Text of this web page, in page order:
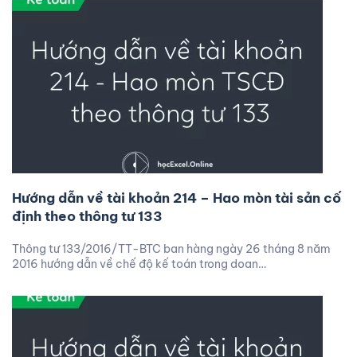
Hướng dẫn về tài khoản 214 – Hao mòn tài sản cố
định theo thông tư 133
Thông tư 133/2016/TT-BTC ban hàng ngày 26 tháng 8 năm
2016 hướng dẫn về chế độ kế toán trong doan…